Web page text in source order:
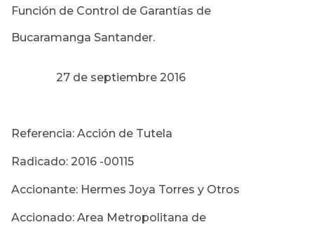
Función de Control de Garantías de
Bucaramanga Santander.
27 de septiembre 2016
Referencia: Acción de Tutela
Radicado: 2016 -00115
Accionante: Hermes Joya Torres y Otros
Accionado: Area Metropolitana de